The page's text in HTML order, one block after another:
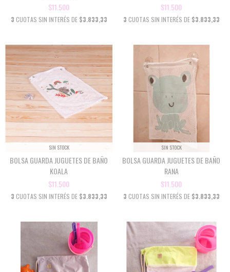
$11.500
3 CUOTAS SIN INTERÉS DE $3.833,33
$11.500
3 CUOTAS SIN INTERÉS DE $3.833,33
SIN STOCK
BOLSA GUARDA JUGUETES DE BAÑO
KOALA
$11.500
3 CUOTAS SIN INTERÉS DE $3.833,33
SIN STOCK
BOLSA GUARDA JUGUETES DE BAÑO
RANA
$11.500
3 CUOTAS SIN INTERÉS DE $3.833,33